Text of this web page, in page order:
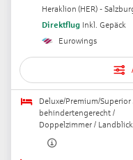
Heraklion (HER) -
Direktflug Inkl. Gepäck
Eurowings
Deluxe/Premium/Superior
behindertengerecht /
Doppelzimmer / Landblick